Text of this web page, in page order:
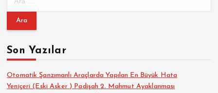
m
:Son Yazılar
Otomatik Şanzımanlı Araçlarda Yapılan En Büyük Hata
Yeniçeri (Eski Asker ) Padişah 2. Mahmut Ayaklanması